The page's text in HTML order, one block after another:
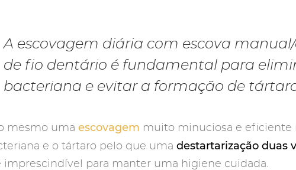
A escovagem diária com escova
de fio dentário é fundamental para
bacteriana e evitar a formação de
mesmo uma escovagem muito minuciosa e eficiente
e o tártaro pelo que uma destartarização duas
imprescindível para manter uma higiene cuidada.